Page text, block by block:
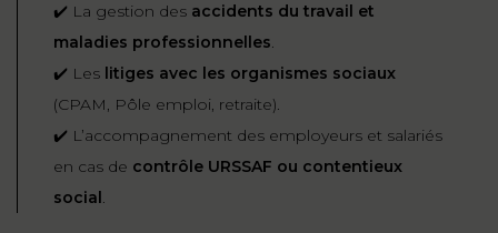
✔️ La gestion des accidents du travail et
maladies professionnelles.
✔️ Les litiges avec les organismes sociaux
(CPAM, Pôle emploi, retraite).
✔️ L’accompagnement des employeurs et salariés
en cas de contrôle URSSAF ou contentieux
social.